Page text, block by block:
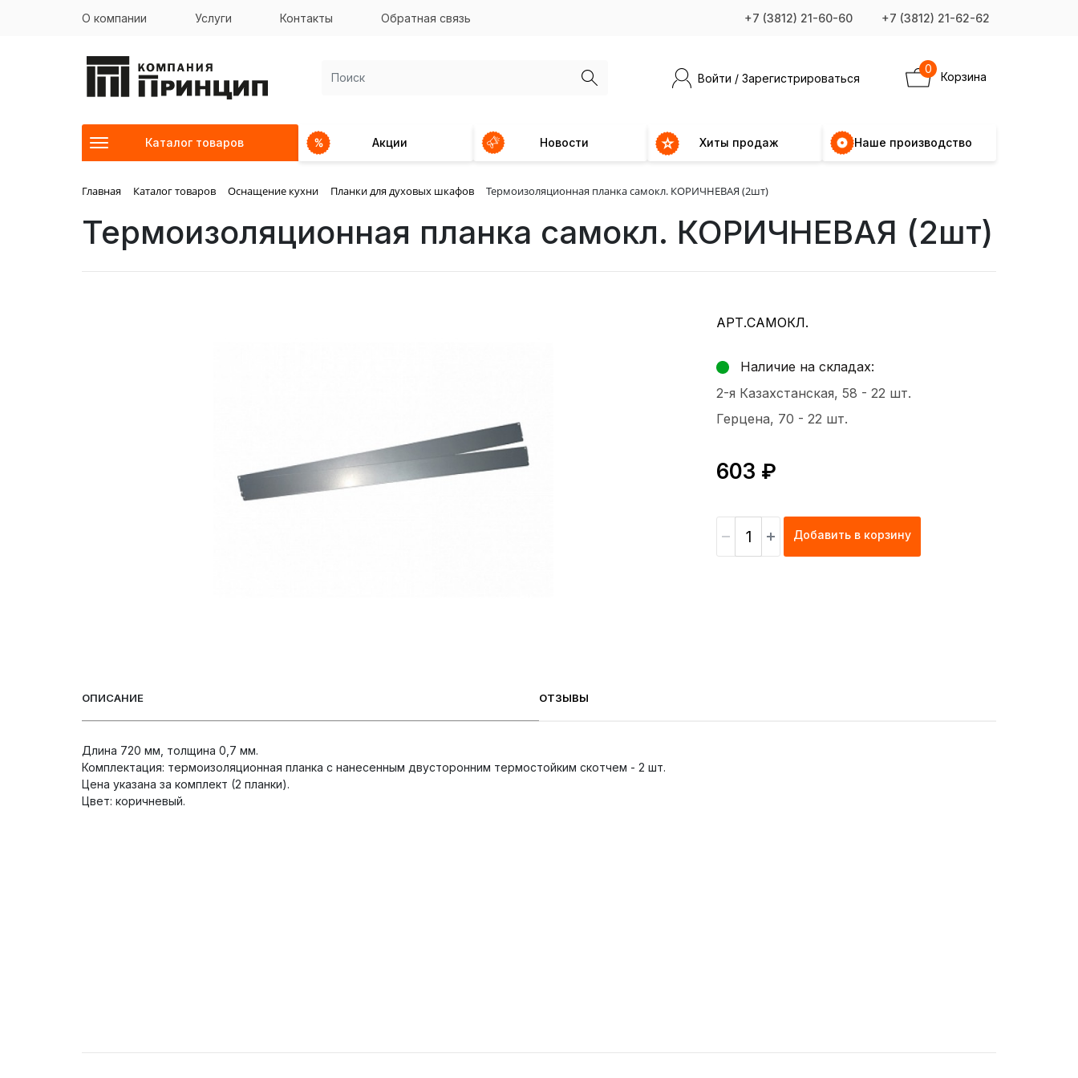
О компании Услуги Контакты Обратная связь +7 (3812) 21-60-60 +7 (3812) 21-62-62
Войти / Зарегистрироваться Корзина
0
Каталог товаров Акции Новости Хиты продаж Наше производство
Главная Каталог товаров Оснащение кухни Планки для духовых шкафов Термоизоляционная планка самокл. КОРИЧНЕВАЯ (2шт)
Термоизоляционная планка самокл. КОРИЧНЕВАЯ (2шт)
АРТ.САМОКЛ.
Наличие на складах:
2-я Казахстанская, 58 - 22 шт.
Герцена, 70 - 22 шт.
603 ₽
Добавить в корзину
ОПИСАНИЕ ОТЗЫВЫ
Длина 720 мм, толщина 0,7 мм.
Комплектация: термоизоляционная планка с нанесенным двусторонним термостойким скотчем - 2 шт.
Цена указана за комплект (2 планки).
Цвет: коричневый.